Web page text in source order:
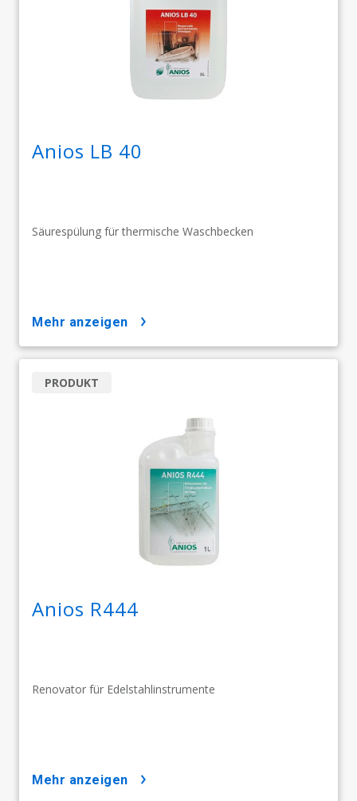
Anios LB 40
Säurespülung für thermische Waschbecken
mehr anzeigen
Anios R444
Renovator für Edelstahlinstrumente
PRODUKT
mehr anzeigen